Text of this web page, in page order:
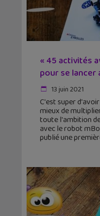
« 45 activités
pour se
13 juin 2021
C'est super
mieux de
toute l'ambition
avec le robot
publié une